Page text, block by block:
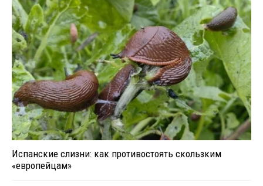
Испанские слизни: как противостоять скользким
«европейцам»